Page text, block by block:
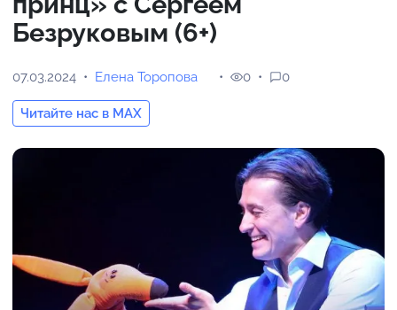
Безруковым (6+)
07.03.2024 Елена Торопова
Читайте нас в MAX
0 0